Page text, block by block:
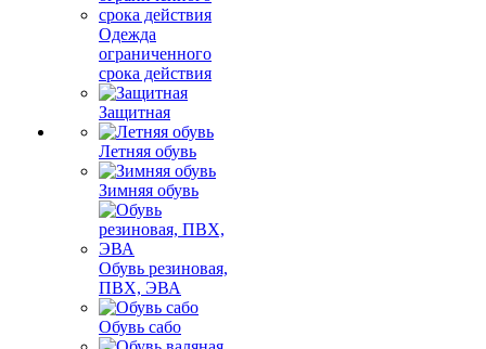
Одежда
ограниченного
срока действия
Защитная
Летняя обувь
Зимняя обувь
Обувь резиновая,
ПВХ, ЭВА
Обувь сабо